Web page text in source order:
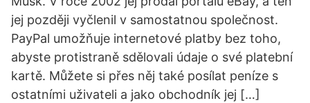
jej později vyčlenil v samostatnou společnost.
PayPal umožňuje internetové platby bez toho,
abyste protistraně sdělovali údaje o své platební
kartě. Můžete si přes něj také posílat peníze s
ostatními uživateli a jako obchodník jej […]